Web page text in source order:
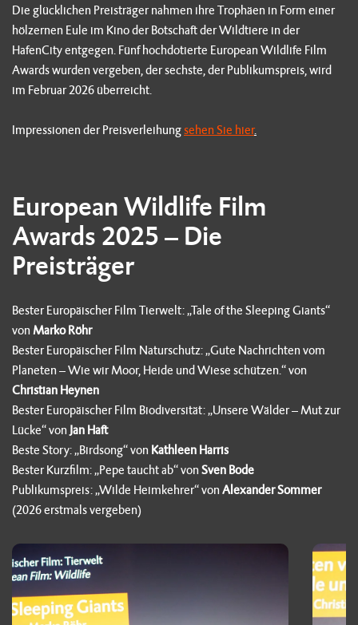
Die glücklichen Preisträger nahmen ihre Trophäen in Form einer
hölzernen Eule im Kino der Botschaft der Wildtiere in der
HafenCity entgegen. Fünf hochdotierte European Wildlife Film
Awards wurden vergeben, der sechste, der Publikumspreis, wird
im Februar 2026 überreicht.
Impressionen der Preisverleihungsehen Sie hier.
European Wildlife Film
Awards 2025 – Die
Preisträger
Bester Europäischer Film Tierwelt: „Tale of the Sleeping Giants“
vonMarko Röhr
Bester Europäischer Film Naturschutz: „Gute Nachrichten vom
Planeten – Wie wir Moor, Heide und Wiese schützen.“ von
Christian Heynen
Bester Europäischer Film Biodiversität: „Unsere Wälder – Mut zur
Lücke“ von Jan Haft
Beste Story: „Birdsong“ von Kathleen Harris
Bester Kurzfilm: „Pepe taucht ab“ vonSven Bode
Publikumspreis: „Wilde Heimkehrer“ vonAlexander Sommer
(2026 erstmals vergeben)